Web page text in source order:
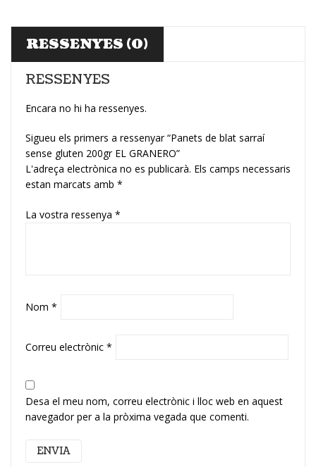
RESSENYES (0)
RESSENYES
Encara no hi ha ressenyes.
Sigueu els primers a ressenyar “Panets de blat sarraí
sense gluten 200gr EL GRANERO”
L'adreça electrònica no es publicarà. Els camps necessaris
estan marcats amb *
La vostra ressenya *
Nom *
Correu electrònic *
Desa el meu nom, correu electrònic i lloc web en aquest
navegador per a la pròxima vegada que comenti.